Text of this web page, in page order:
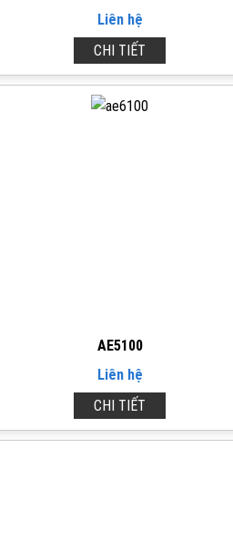
Liên hệ
CHI TIẾT
AE5100
Liên hệ
CHI TIẾT